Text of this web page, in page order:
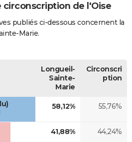
circonscription de l'Oise
publiés ci-dessous concernent la
Marie.
Longueil-
Sainte-
Marie
Circonscri
ption
58,12% 55,76%
41,88% 44,24%